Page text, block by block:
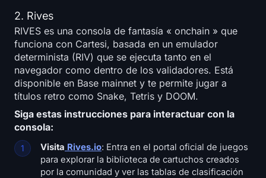
2. Rives
RIVES es una consola de fantasía « onchain » que
funciona con Cartesi, basada en un emulador
determinista (RIV) que se ejecuta tanto en el
navegador como dentro de los validadores. Está
disponible en Base mainnet y te permite jugar a
títulos retro como Snake, Tetris y DOOM.
Siga estas instrucciones para interactuar con la
consola:
Visita Rives.io: Entra en el portal oficial de juegos
para explorar la biblioteca de cartuchos creados
por la comunidad y ver las tablas de clasificación